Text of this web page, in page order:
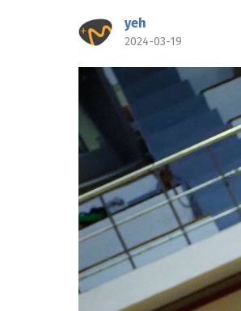
yeh
2024-03-19